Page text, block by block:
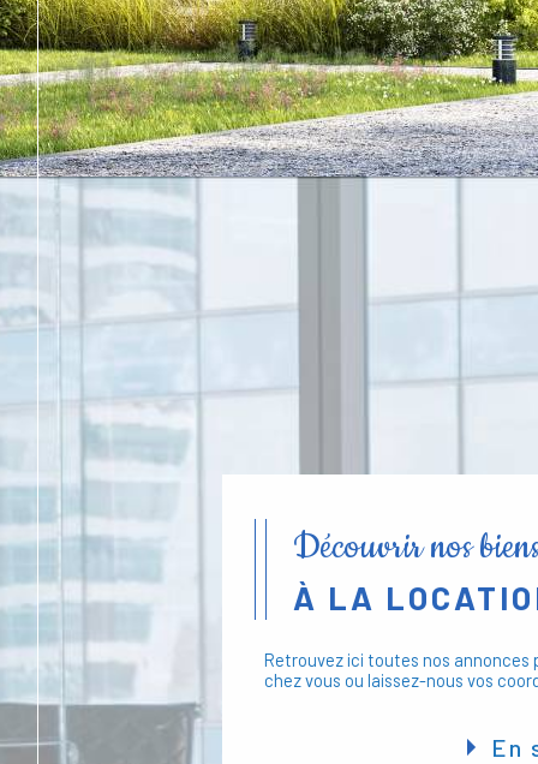
Découvrir nos
À LA
Retrouvez ici toutes nos
chez vous ou laissez-nous vos
En